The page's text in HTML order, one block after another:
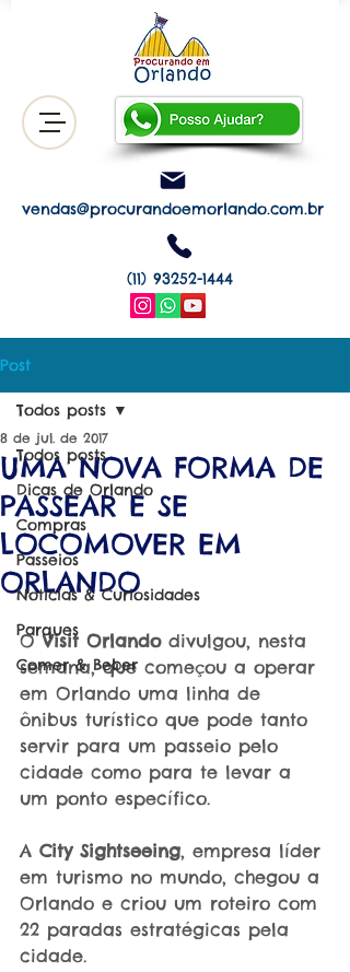
vendas@procurandoemorlando.com.br
(11) 93252-1444
Post
Todos posts
Dicas de Orlando
Compras
Passeios
Notícias & Curiosidades
Parques
Comer & Beber
Todos posts
UMA NOVA FORMA DE
PASSEAR E SE
LOCOMOVER EM
ORLANDO
8 de jul. de 2017
O Visit Orlando divulgou, nesta
semana, que começou a operar
em Orlando uma linha de
ônibus turístico que pode tanto
servir para um passeio pelo
cidade como para te levar a
um ponto específico.
A City Sightseeing, empresa líder
em turismo no mundo, chegou a
Orlando e criou um roteiro com
22 paradas estratégicas pela
cidade.